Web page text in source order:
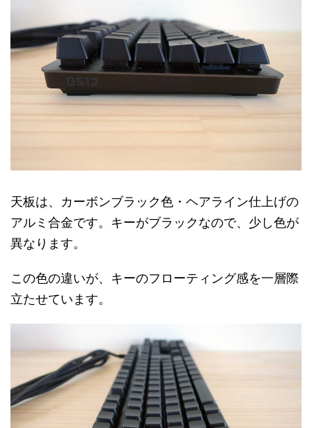
天板は、カーボンブラック色・ヘアライン仕上げの
アルミ合金です。キーがブラックなので、少し色が
異なります。
この色の違いが、キーのフローティング感を一層際
立たせています。